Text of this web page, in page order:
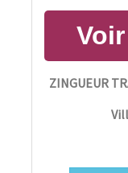
ZINGUEUR